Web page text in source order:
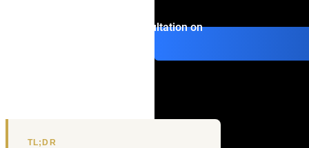
Get consultation on
TL;DR